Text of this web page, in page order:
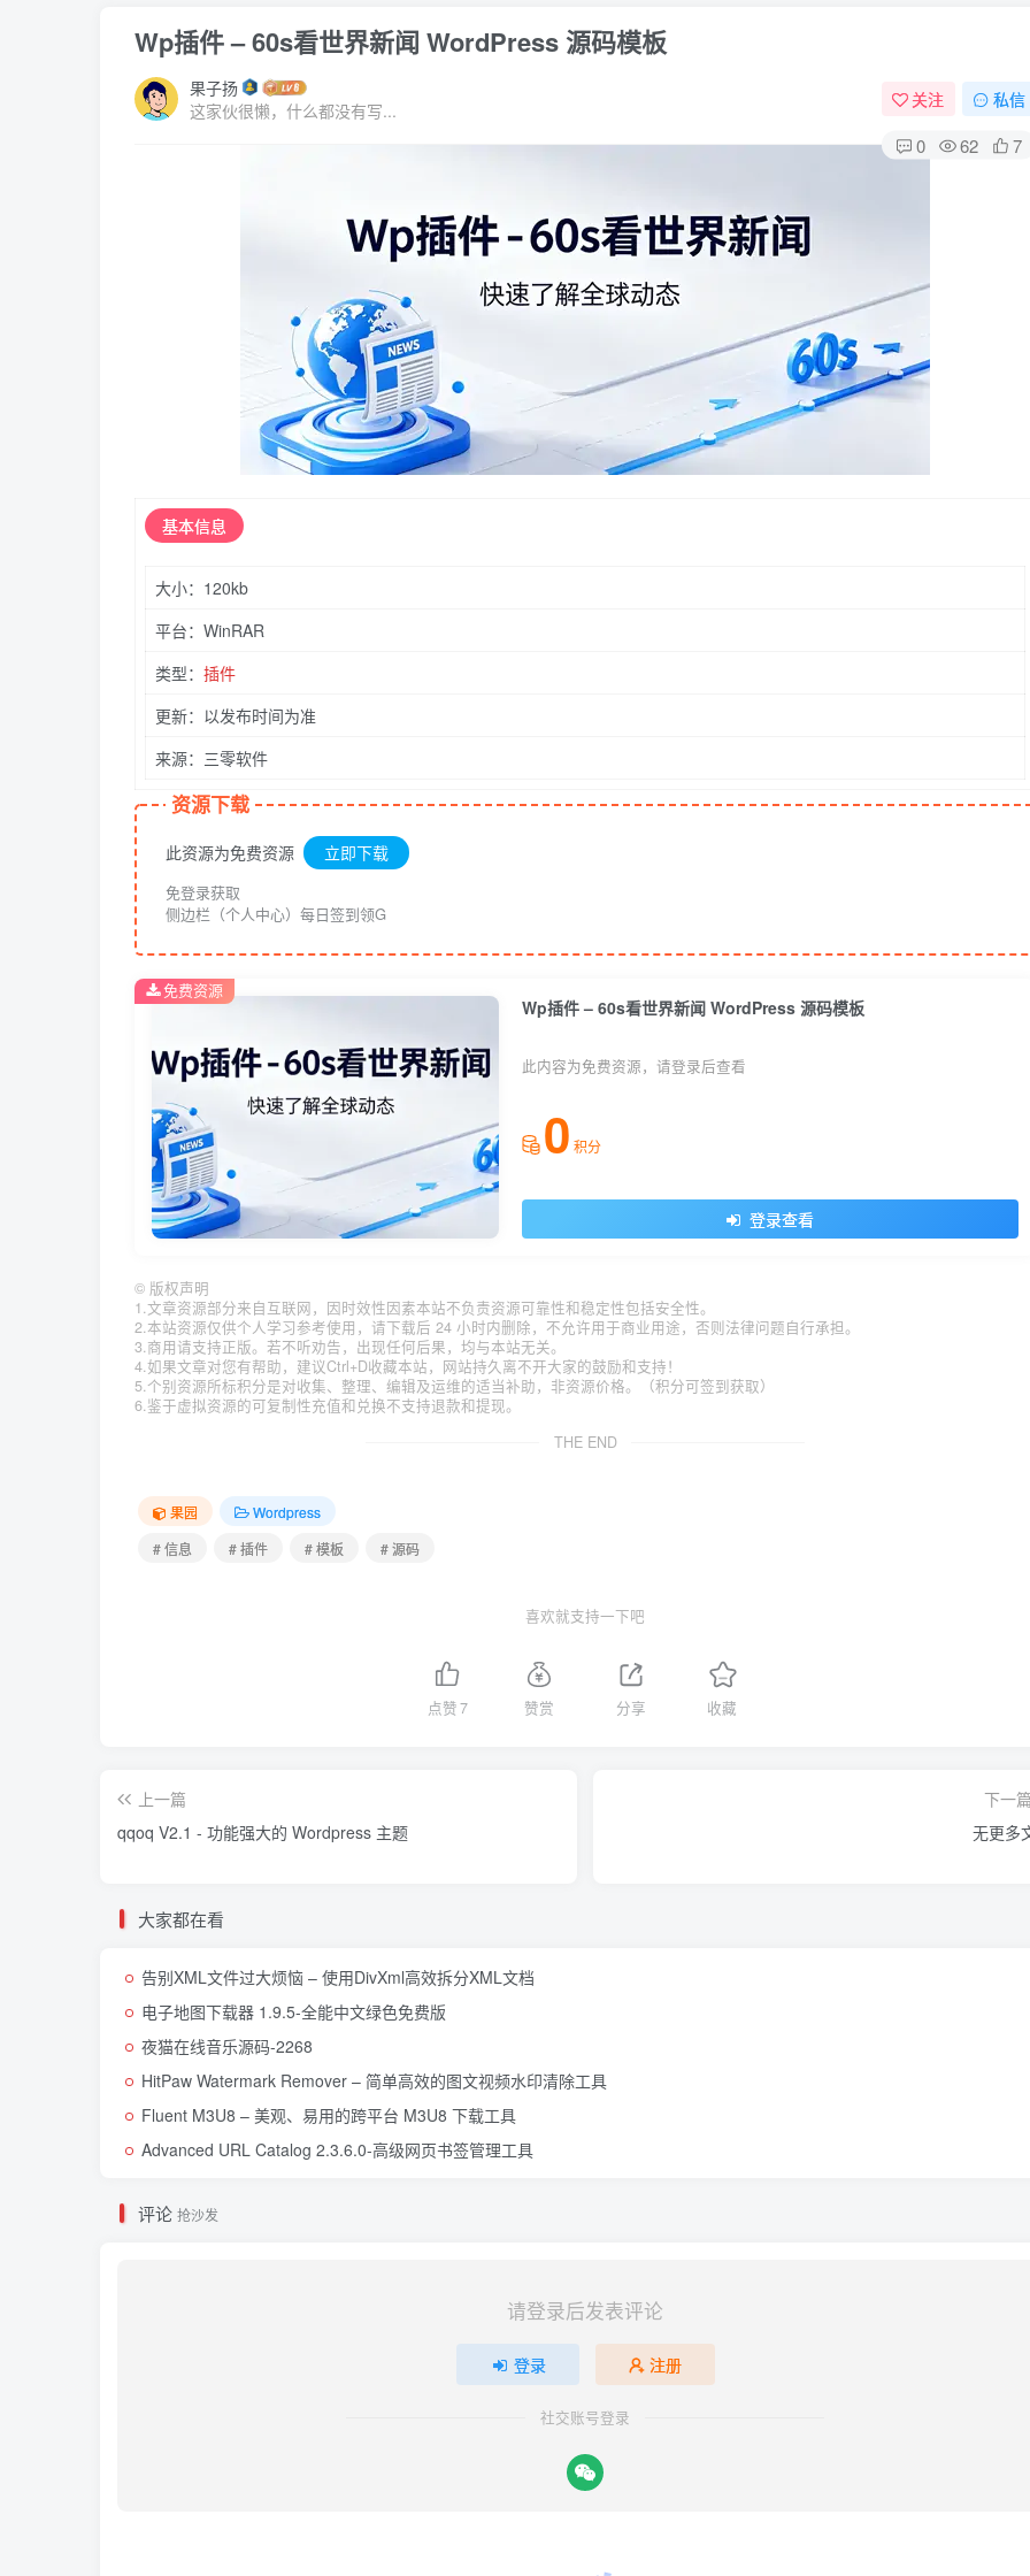
Wp插件 – 60s看世界新闻 WordPress 源码模板
果子扬
这家伙很懒，什么都没有写...
关注 私信
0 62 7
基本信息
大小：120kb
平台：WinRAR
类型： 插件
更新：以发布时间为准
来源：三零软件
资源下载
此资源为免费资源 立即下载
免登录获取
侧边栏（个人中心）每日签到领G
Wp插件 – 60s看世界新闻 WordPress 源码模板
此内容为免费资源，请登录后查看
0 积分
登录查看
免费资源
© 版权声明
1.文章资源部分来自互联网，因时效性因素本站不负责资源可靠性和稳定性包括安全性。
2.本站资源仅供个人学习参考使用，请下载后 24 小时内删除，不允许用于商业用途，否则法律问题自行承担。
3.商用请支持正版。若不听劝告，出现任何后果，均与本站无关。
4.如果文章对您有帮助，建议Ctrl+D收藏本站，网站持久离不开大家的鼓励和支持！
5.个别资源所标积分是对收集、整理、编辑及运维的适当补助，非资源价格。（积分可签到获取）
6.鉴于虚拟资源的可复制性充值和兑换不支持退款和提现。
THE END
果园
Wordpress
# 信息
# 插件 # 模板 # 源码
喜欢就支持一下吧
点赞7 赞赏 分享 收藏
上一篇
qqoq V2.1 - 功能强大的 Wordpress 主题
下一
无更多
大家都在看
告别XML文件过大烦恼 – 使用DivXml高效拆分XML文档
电子地图下载器 1.9.5-全能中文绿色免费版
夜猫在线音乐源码-2268
HitPaw Watermark Remover – 简单高效的图文视频水印清除工具
Fluent M3U8 – 美观、易用的跨平台 M3U8 下载工具
Advanced URL Catalog 2.3.6.0-高级网页书签管理工具
评论 抢沙发
请登录后发表评论
登录 注册
社交账号登录